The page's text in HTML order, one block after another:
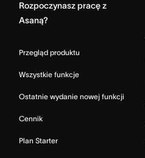
Rozpoczynasz pracę z
Asaną?
Przegląd produktu
Wszystkie funkcje
Ostatnie wydanie nowej funkcji
Cennik
Plan Starter